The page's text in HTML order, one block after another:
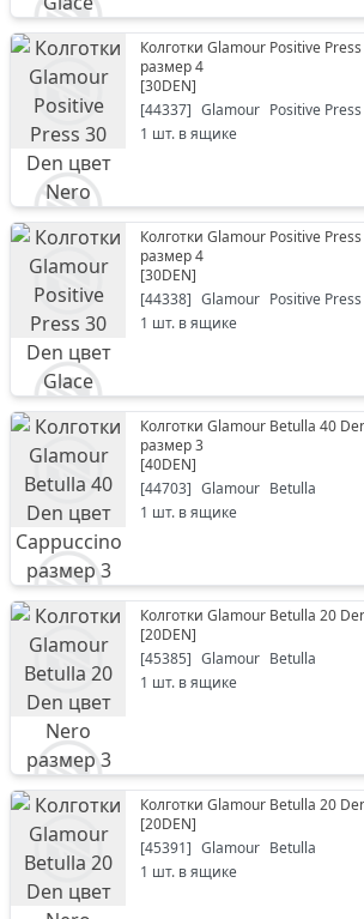
Колготки Glamour Positive
размер 4
[30DEN]
[44337] Glamour Positive Press
1 шт. в ящике
Колготки Glamour Positive
размер 4
[30DEN]
[44338] Glamour Positive Press
1 шт. в ящике
Колготки Glamour Betulla 40
размер 3
[40DEN]
[44703] Glamour Betulla
1 шт. в ящике
Колготки Glamour Betulla 20
[20DEN]
[45385] Glamour Betulla
1 шт. в ящике
Колготки Glamour Betulla 20
[20DEN]
[45391] Glamour Betulla
1 шт. в ящике